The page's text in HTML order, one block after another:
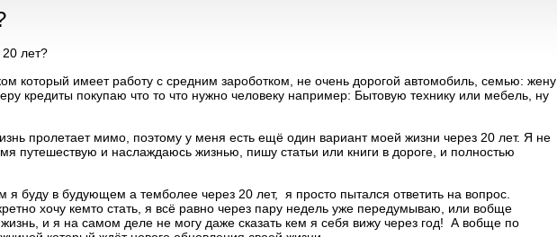
лет?
который имеет работу с средним зароботком, не очень дорогой автомобиль, семью: жену
кредиты покупаю что то что нужно человеку например: Бытовую технику или мебель, ну
пролетает мимо, поэтому у меня есть ещё один вариант моей жизни через 20 лет. Я не
путешествую и наслаждаюсь жизнью, пишу статьи или книги в дороге, и полностью
буду в будующем а темболее через 20 лет, я просто пытался ответить на вопрос.
хочу кемто стать, я всё равно через пару недель уже передумываю, или вобще
и я на самом деле не могу даже сказать кем я себя вижу через год! А вобще по